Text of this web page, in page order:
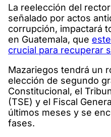
La reelección del
señalado por actos
corrupción, impactará
en Guatemala, que
crucial para recuperar
Mazariegos tendrá un
elección de segundo
Constitucional, el
(TSE) y el Fiscal
últimos meses y se
fases.